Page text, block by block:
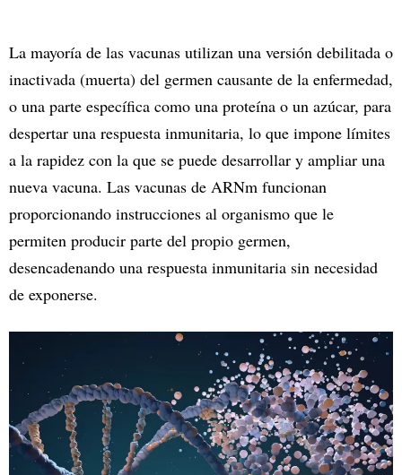
La mayoría de las vacunas utilizan una versión debilitada o
inactivada (muerta) del germen causante de la enfermedad,
o una parte específica como una proteína o un azúcar, para
despertar una respuesta inmunitaria, lo que impone límites
a la rapidez con la que se puede desarrollar y ampliar una
nueva vacuna. Las vacunas de ARNm funcionan
proporcionando instrucciones al organismo que le
permiten producir parte del propio germen,
desencadenando una respuesta inmunitaria sin necesidad
de exponerse.